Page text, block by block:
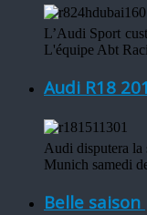
L’Audi Sport
L'équipe Abt
Audi R18
Audi disputera la
Munich samedi
Belle